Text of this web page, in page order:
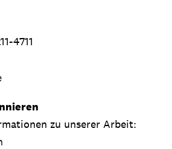
4711
zu unserer Arbeit: